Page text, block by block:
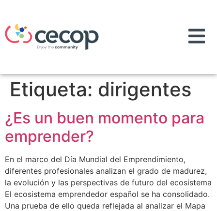
Etiqueta: dirigentes
¿Es un buen momento para
emprender?
En el marco del Día Mundial del Emprendimiento,
diferentes profesionales analizan el grado de madurez,
la evolución y las perspectivas de futuro del ecosistema
El ecosistema emprendedor español se ha consolidado.
Una prueba de ello queda reflejada al analizar el Mapa